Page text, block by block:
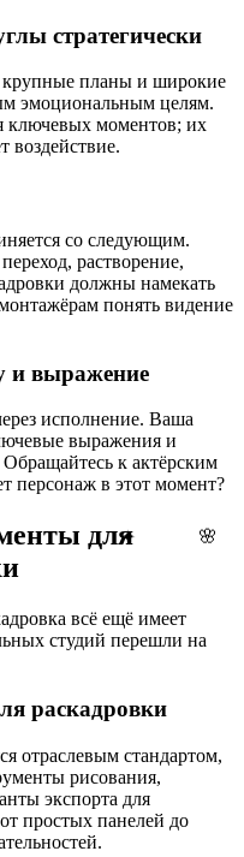
🌸
✦
стратегически
крупные планы и широкие
эмоциональным целям.
ключевых моментов; их
воздействие.
со следующим.
растворение,
должны намекать
понять видение
и выражение
исполнение. Ваша
выражения и
к актёрским
персонаж в этот момент?
для
всё ещё имеет
студий перешли на
раскадровки
отраслевым стандартом,
рисования,
экспорта для
простых панелей до